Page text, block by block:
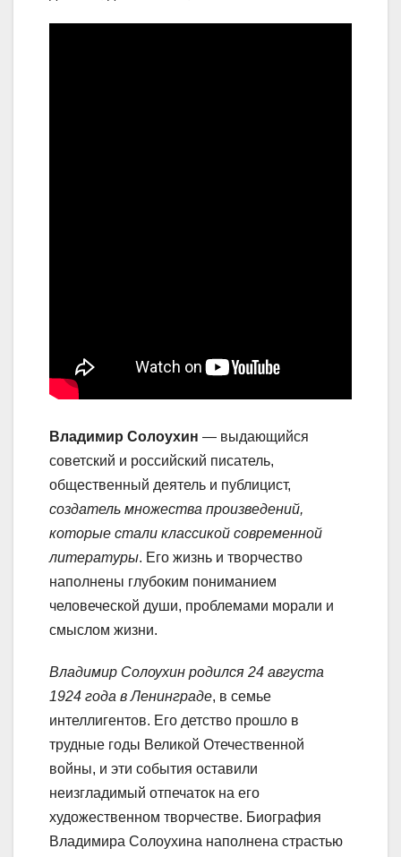
Владимир Солоухин — выдающийся
советский и российский писатель,
общественный деятель и публицист,
создатель множества произведений,
которые стали классикой современной
литературы. Его жизнь и творчество
наполнены глубоким пониманием
человеческой души, проблемами морали и
смыслом жизни.
Владимир Солоухин родился 24 августа
1924 года в Ленинграде, в семье
интеллигентов. Его детство прошло в
трудные годы Великой Отечественной
войны, и эти события оставили
неизгладимый отпечаток на его
художественном творчестве. Биография
Владимира Солоухина наполнена страстью